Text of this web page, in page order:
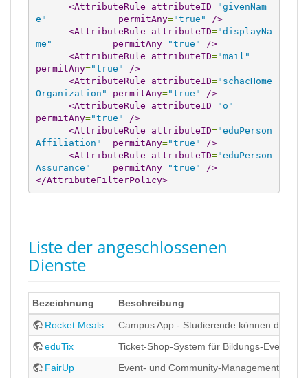
<AttributeRule
attributeID="givenNam
e"
permitAny="true"
/>
<AttributeRule
attributeID="displayNa
me"
permitAny="true"
/>
<AttributeRule
attributeID="mail"
permitAny="true"
/>
<AttributeRule
attributeID="schacHome
Organization"
permitAny="true"
/>
<AttributeRule
attributeID="o"
permitAny="true"
/>
<AttributeRule
attributeID="eduPerson
Affiliation"
permitAny="true"
/>
<AttributeRule
attributeID="eduPerson
Assurance"
permitAny="true"
/>
</AttributeFilterPolicy>
Liste der angeschlossenen
Dienste
Bezeichnung
Beschreibung
Rocket Meals
Campus App - Studierende können
eduTix
Ticket-Shop-System für Bildungs-Events
FairUp
Event- und Community-Management-